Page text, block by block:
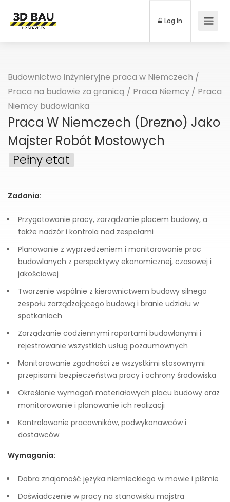
Log In
Budownictwo inżynieryjne praca w Niemczech /
Praca na budowie za granicą / Praca Niemcy / Praca
Niemcy budowlanka
Praca W Niemczech (Drezno) Jako
Majster Robót Mostowych
Pełny etat
Zadania:
Przygotowanie pracy, zarządzanie placem budowy, a
także nadzór i kontrola nad zespołami
Planowanie z wyprzedzeniem i monitorowanie prac
budowlanych z perspektywy ekonomicznej, czasowej i
jakościowej
Tworzenie wspólnie z kierownictwem budowy silnego
zespołu zarządzającego budową i branie udziału w
spotkaniach
Zarządzanie codziennymi raportami budowlanymi i
rejestrowanie wszystkich usług pozaumownych
Monitorowanie zgodności ze wszystkimi stosownymi
przepisami bezpieczeństwa pracy i ochrony środowiska
Określanie wymagań materiałowych placu budowy oraz
monitorowanie i planowanie ich realizacji
Kontrolowanie pracowników, podwykonawców i
dostawców
Wymagania:
Dobra znajomość języka niemieckiego w mowie i piśmie
Doświadczenie w pracy na stanowisku majstra